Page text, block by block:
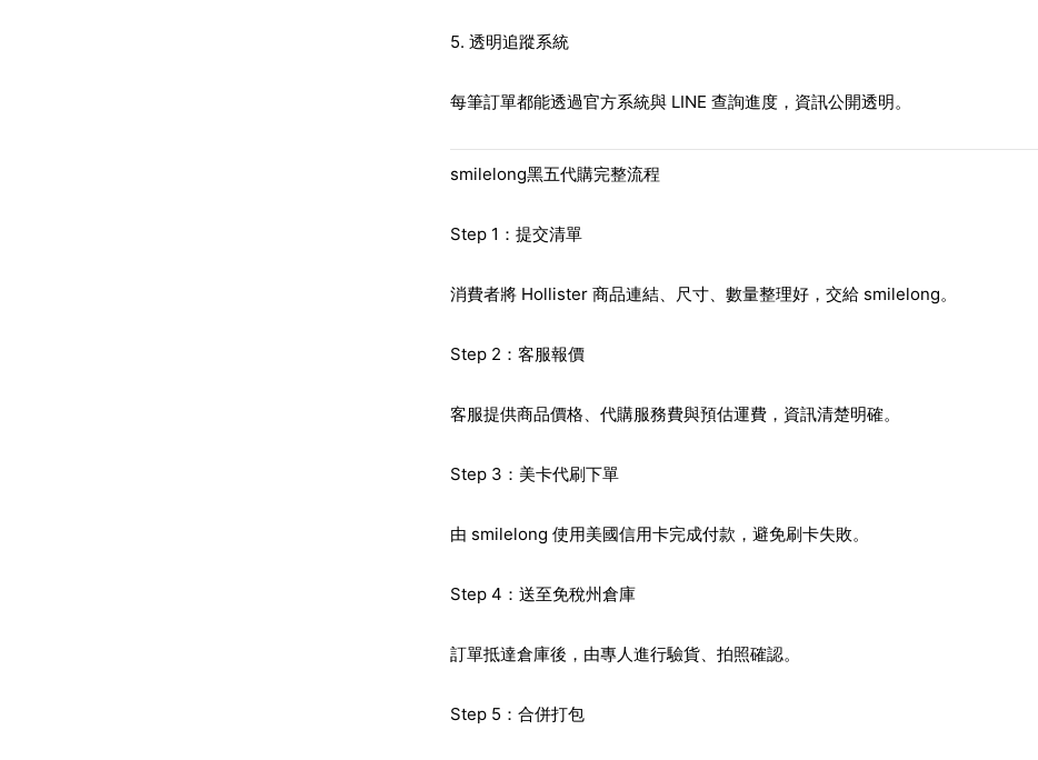
5. 透明追蹤系統
每筆訂單都能透過官方系統與 LINE 查詢進度，資訊公開透明。
smilelong黑五代購完整流程
Step 1：提交清單
消費者將 Hollister 商品連結、尺寸、數量整理好，交給 smilelong。
Step 2：客服報價
客服提供商品價格、代購服務費與預估運費，資訊清楚明確。
Step 3：美卡代刷下單
由 smilelong 使用美國信用卡完成付款，避免刷卡失敗。
Step 4：送至免稅州倉庫
訂單抵達倉庫後，由專人進行驗貨、拍照確認。
Step 5：合併打包